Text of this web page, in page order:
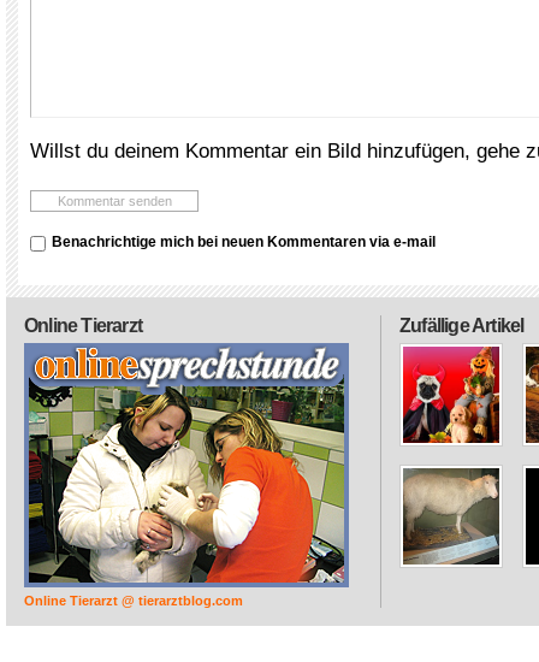
Willst du deinem Kommentar ein Bild hinzufügen, gehe
Benachrichtige mich bei neuen Kommentaren via e-mail
Zufällige Artikel
Online Tierarzt
Online Tierarzt @ tierarztblog.com